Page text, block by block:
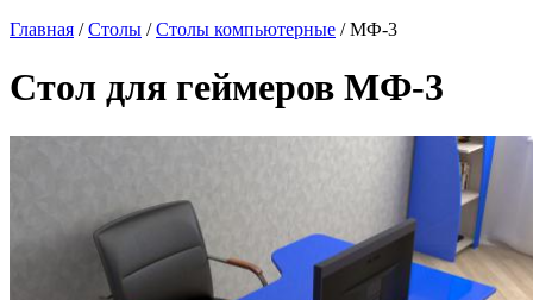
Главная / Столы / Столы компьютерные / МФ-3
Стол для геймеров МФ-3